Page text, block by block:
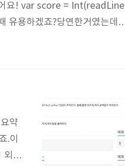
어요! var score = Int(readLine
유용하겠죠?당연한거였는데...
약
.이
외에